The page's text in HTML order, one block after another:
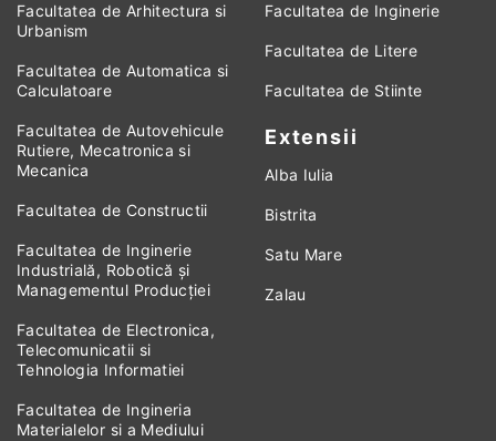
Facultatea de Arhitectura si
Urbanism
Facultatea de Automatica si
Calculatoare
Facultatea de Autovehicule
Rutiere, Mecatronica si
Mecanica
Facultatea de Constructii
Facultatea de Inginerie
Industrială, Robotică și
Managementul Producției
Facultatea de Electronica,
Telecomunicatii si
Tehnologia Informatiei
Facultatea de Ingineria
Materialelor si a Mediului
Facultatea de Inginerie
Facultatea de Litere
Facultatea de Stiinte
Extensii
Alba Iulia
Bistrita
Satu Mare
Zalau